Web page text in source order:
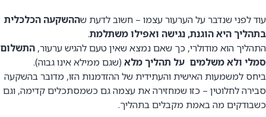
עוד לפני שנדבר על הערעור עצמו – חשוב לדעת שההשקעה הכלכלית
בתהליך היא הוגנת, נגישה ואפילו משתלמת.
התהליך הוא מודולרי, כך שאם נמצא שאין טעם להגיש ערעור, התשלום
סמלי ולא משלמים על תהליך מלא (שגם ממילא אינו גבוה).
ביחס למשמעות האישית והעתידית של ההזדמנות הזו, מדובר בהשקעה
סבירה לחלוטין – כזו שמחזירה את עצמה גם כשמסתכלים קדימה, וגם
כשבודקים מה באמת מקבלים בתהליך.